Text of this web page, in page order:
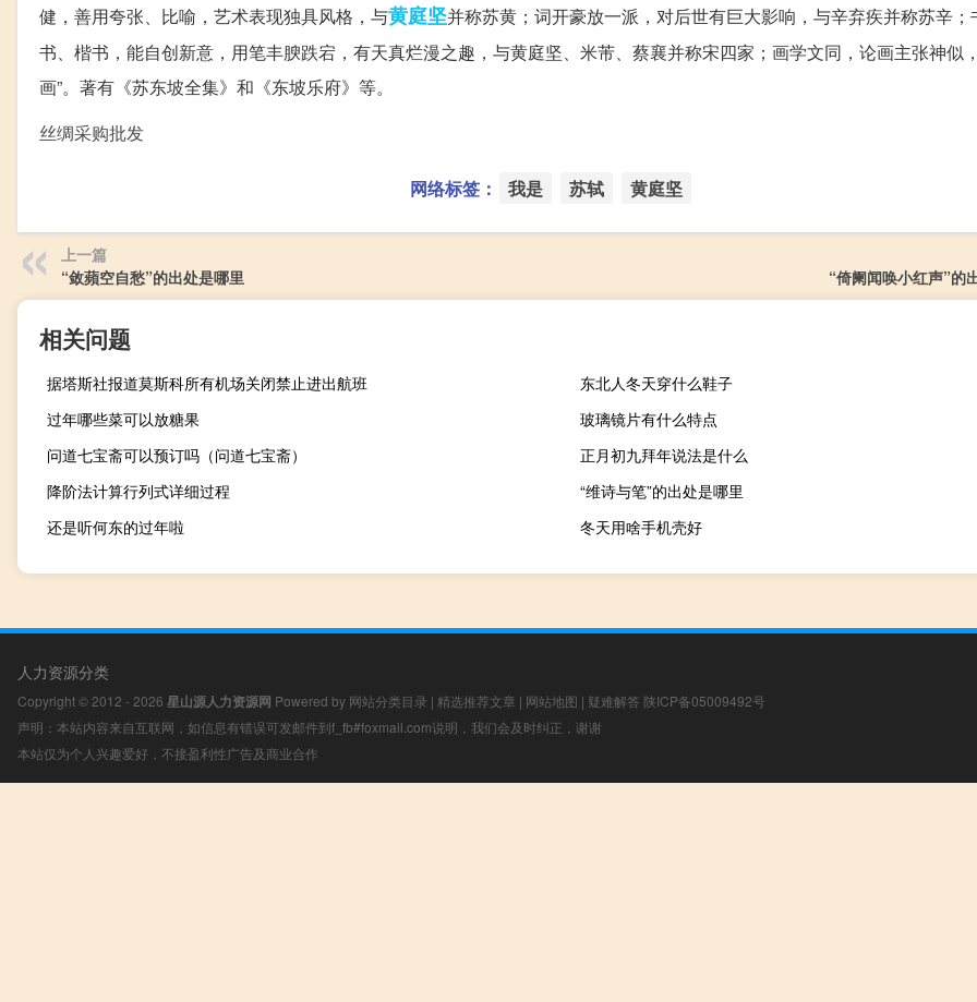
健，善用夸张、比喻，艺术表现独具风格，与黄庭坚并称苏黄；词开豪放一派，对后世有巨大影响，与辛弃疾并称苏辛；
书、楷书，能自创新意，用笔丰腴跌宕，有天真烂漫之趣，与黄庭坚、米芾、蔡襄并称宋四家；画学文同，论画主张神似
画”。著有《苏东坡全集》和《东坡乐府》等。
丝绸采购批发
网络标签： 我是 苏轼 黄庭坚
上一篇
“敛蘋空自愁”的出处是哪里
“倚阑闻唤小红声”的
相关问题
据塔斯社报道莫斯科所有机场关闭禁止进出航班
东北人冬天穿什么鞋子
过年哪些菜可以放糖果
玻璃镜片有什么特点
问道七宝斋可以预订吗（问道七宝斋）
正月初九拜年说法是什么
降阶法计算行列式详细过程
“维诗与笔”的出处是哪里
还是听何东的过年啦
冬天用啥手机壳好
人力资源分类
Copyright © 2012 - 2026 星山源人力资源网 Powered by 网站分类目录 | 精选推荐文章 | 网站地图 | 疑难解答 陕ICP备05009492号
声明：本站内容来自互联网，如信息有错误可发邮件到f_fb#foxmail.com说明，我们会及时纠正，谢谢
本站仅为个人兴趣爱好，不接盈利性广告及商业合作